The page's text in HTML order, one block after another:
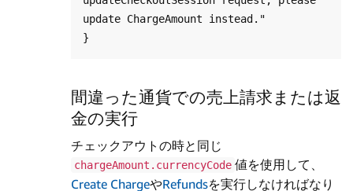
update ChargeAmount instead."
間違った通貨での売上請求または返
金の実行
チェックアウトの時と同じ
chargeAmount.currencyCode 値を使用して、
Create ChargeやRefundsを実行しなければなり